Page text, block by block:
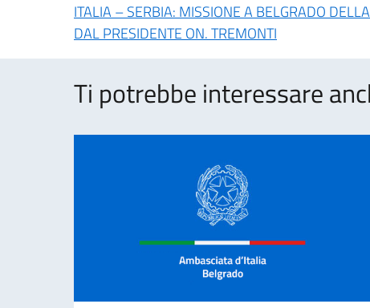
ITALIA – SERBIA: MISSIONE A BELGRADO
DAL PRESIDENTE ON. TREMONTI
Ti potrebbe interessare